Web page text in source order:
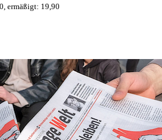
ermäßigt: 19,90